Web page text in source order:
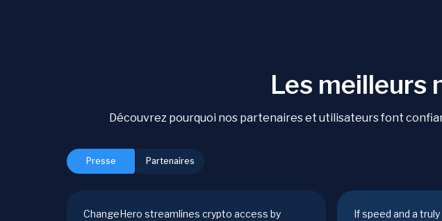
Les meilleurs
Découvrez pourquoi nos partenaires et utilisateurs font
Presse Partenaires
ChangeHero streamlines crypto access by
If speed and a